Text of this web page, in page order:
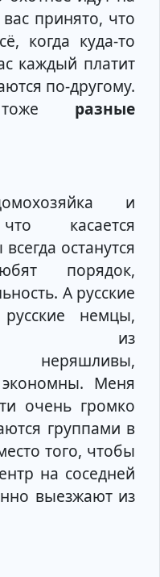
принято, что
когда куда-то
каждый платит
по-другому.
тоже разные
и
касается
останутся
порядок,
А русские
немцы,
из
Меня
очень громко
группами в
того, чтобы
на соседней
выезжают из